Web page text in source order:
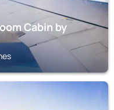
Cabin by